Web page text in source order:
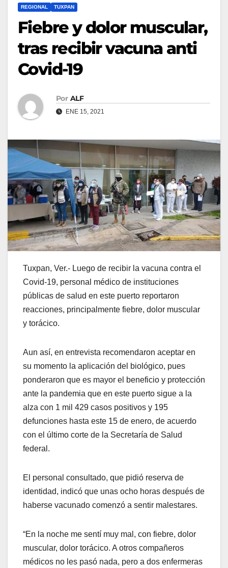
REGIONAL TUXPAN
Fiebre y dolor muscular,
tras recibir vacuna anti
Covid-19
Por ALF
ENE 15, 2021
Tuxpan, Ver.- Luego de recibir la vacuna contra el
Covid-19, personal médico de instituciones
públicas de salud en este puerto reportaron
reacciones, principalmente fiebre, dolor muscular
y torácico.
Aun así, en entrevista recomendaron aceptar en
su momento la aplicación del biológico, pues
ponderaron que es mayor el beneficio y protección
ante la pandemia que en este puerto sigue a la
alza con 1 mil 429 casos positivos y 195
defunciones hasta este 15 de enero, de acuerdo
con el último corte de la Secretaría de Salud
federal.
El personal consultado, que pidió reserva de
identidad, indicó que unas ocho horas después de
haberse vacunado comenzó a sentir malestares.
“En la noche me sentí muy mal, con fiebre, dolor
muscular, dolor torácico. A otros compañeros
médicos no les pasó nada, pero a dos enfermeras